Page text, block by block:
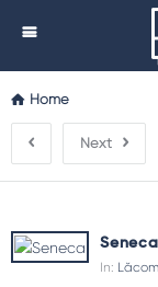
Home
Next
Seneca
In: